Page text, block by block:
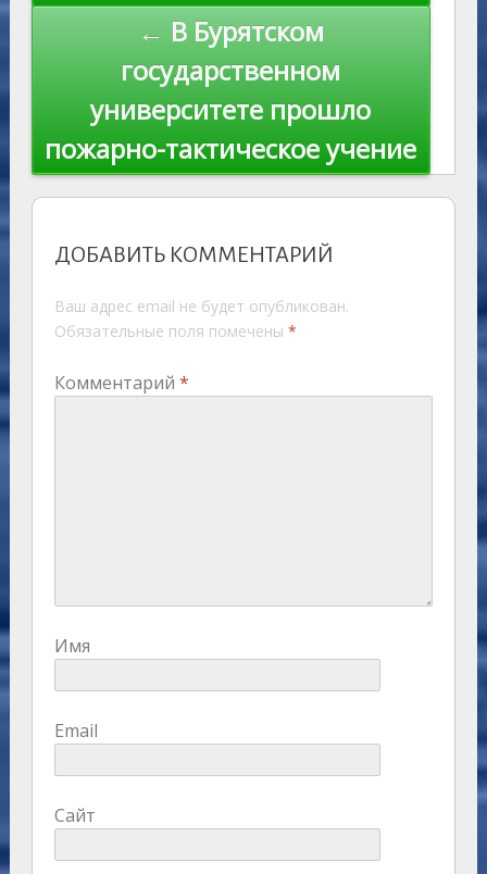
← В Бурятском
государственном
университете прошло
пожарно-тактическое учение
ДОБАВИТЬ КОММЕНТАРИЙ
Ваш адрес email не будет опубликован.
Обязательные поля помечены *
Комментарий *
Имя
Email
Сайт